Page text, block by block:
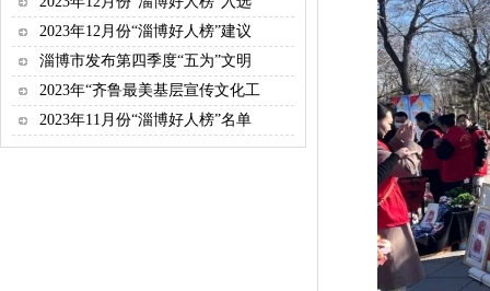
2023年12月份“淄博好人榜”建议
淄博市发布第四季度“五为”文明
2023年“齐鲁最美基层宣传文化工
2023年11月份“淄博好人榜”名单